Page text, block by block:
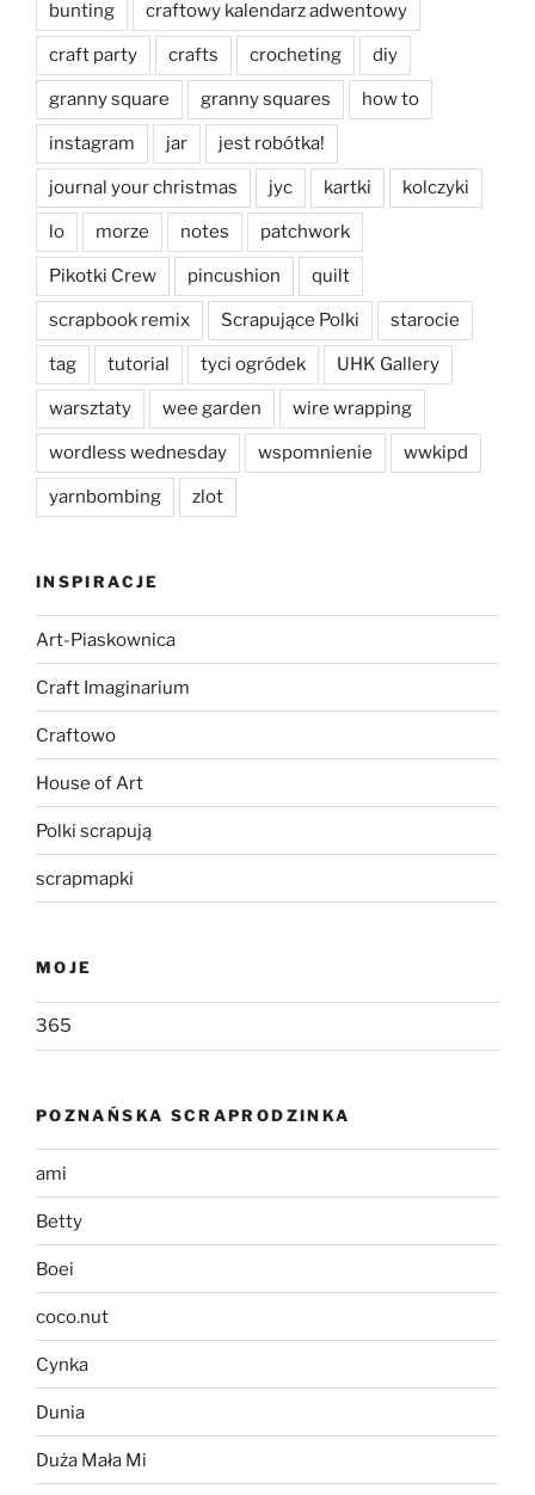
bunting craftowy kalendarz adwentowy
craft party crafts crocheting diy
granny square granny squares how to
instagram jar jest robótka!
journal your christmas jyc kartki kolczyki
lo morze notes patchwork
Pikotki Crew pincushion quilt
scrapbook remix Scrapujące Polki starocie
tag tutorial tyci ogródek UHK Gallery
warsztaty wee garden wire wrapping
wordless wednesday wspomnienie wwkipd
yarnbombing zlot
INSPIRACJE
Art-Piaskownica
Craft Imaginarium
Craftowo
House of Art
Polki scrapują
scrapmapki
MOJE
365
POZNAŃSKA SCRAPRODZINKA
ami
Betty
Boei
coco.nut
Cynka
Dunia
Duża Mała Mi